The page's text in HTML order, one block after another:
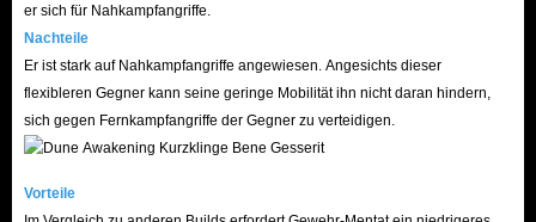
F: Ist ein Kauf notwendig?
A: Wir alle wissen, wie wichtig diese Gegenstände im Spielverlauf sind.
Verbrauchsgüter zum Überleben oder um fortschrittliche Waffen und
Ausrüstung für den Aufbau der Basis handelt, mit nur kurzfristigem
viel Zeit mit repetitivem Grinden verbringen, sondern auch verschiedene
er sich für Nahkampfangriffe.
Nachteile
Er ist stark auf Nahkampfangriffe angewiesen. Angesichts dieser
flexibleren Gegner kann seine geringe Mobilität ihn nicht daran hindern,
sich gegen Fernkampfangriffe der Gegner zu verteidigen.
Vorteile